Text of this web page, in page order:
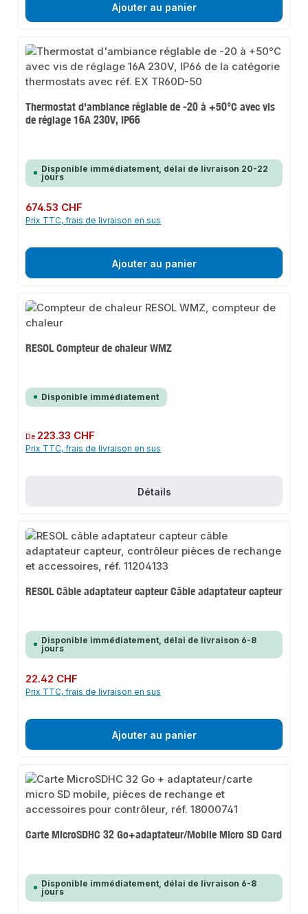
Ajouter au panier
Thermostat d'ambiance réglable de -20 à +50°C avec vis
de réglage 16A 230V, IP66
Disponible immédiatement, délai de livraison 20-22
jours
Prix régulier :
674.53 CHF
Prix TTC, frais de livraison en sus
Ajouter au panier
RESOL Compteur de chaleur WMZ
Disponible immédiatement
Prix régulier :
De 223.33 CHF
Prix TTC, frais de livraison en sus
Détails
RESOL Câble adaptateur capteur Câble adaptateur capteur
Disponible immédiatement, délai de livraison 6-8
jours
Prix régulier :
22.42 CHF
Prix TTC, frais de livraison en sus
Ajouter au panier
Carte MicroSDHC 32 Go+adaptateur/Mobile Micro SD Card
Disponible immédiatement, délai de livraison 6-8
jours